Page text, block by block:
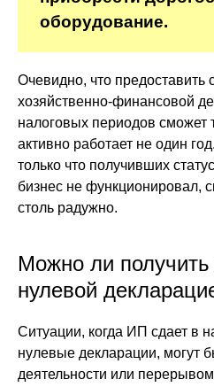
оборудование.
Очевидно, что предоставить
хозяйственно-финансовой
налоговых периодов сможет
активно работает не один
только что получивших
бизнес не функционировал,
столь радужно.
Можно ли получить
нулевой
Ситуации, когда ИП сдает в
нулевые декларации, могут
деятельности или